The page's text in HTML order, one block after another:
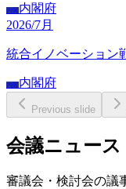
内閣内閣府
2026/7月
統合イノベーション
内閣内閣府
Previous slide
会議ニュース
審議会・検討会の議